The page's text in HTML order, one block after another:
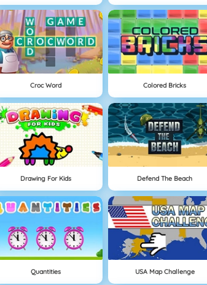
Croc Word Colored Bricks
Drawing For Kids Defend The Beach
Quantities USA Map Challenge